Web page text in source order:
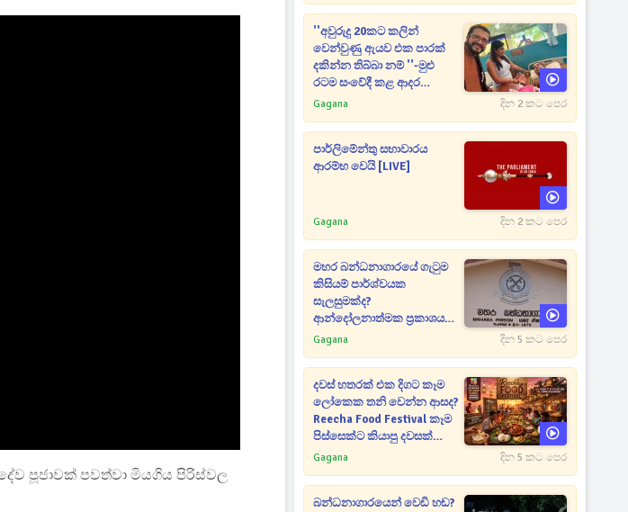
පූජාවක් පවත්වා මියගිය පිරිස්වල
''අවුරුදු 20කට කලින්
වෙන්වුණු ඇයව එක පාරක්
දකින්න තිබ්බා නම් ''-මුළු
රටම සංවේදී කළ ආදර
අමරණීය මතකය
Gagana දින 2 කට පෙර
පාර්ලිමේන්තු සභාවාරය
ආරම්භ වෙයි [LIVE]
Gagana දින 2 කට පෙර
මහර බන්ධනාගාරයේ ගැටුම
කිසියම් පාර්ශ්වයක
සැලසුමක්ද?
ආන්දෝලනාත්මක ප්‍රකාශයක්
එළියට [VIDEO]
Gagana දින 5 කට පෙර
දවස් හතරක් එක දිගට කෑම
ලෝකෙක තනි වෙන්න ආසද?
Reecha Food Festival කෑම
පිස්සෙක්ට කියාපු දවසක්
මෙන්න
Gagana දින 5 කට පෙර
බන්ධනාගාරයෙන් වෙඩි හඬ?